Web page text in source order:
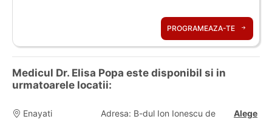
PROGRAMEAZA-TE
Medicul Dr. Elisa Popa este disponibil si in
urmatoarele locatii:
Enayati
Adresa: B-dul Ion Ionescu de
Alege